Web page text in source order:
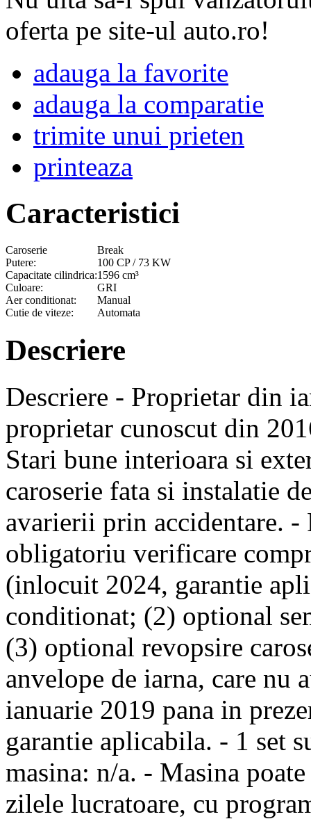
oferta pe site-ul auto.ro!
adauga la favorite
adauga la comparatie
trimite unui prieten
printeaza
Caracteristici
Caroserie
Break
Putere:
100 CP / 73 KW
Capacitate cilindrica:1596 cm³
Culoare:
GRI
Aer conditionat:
Manual
Cutie de viteze:
Automata
Descriere
Descriere - Proprietar din
proprietar cunoscut din
Stari bune interioara si
caroserie fata si instalatie
avarierii prin accidentare.
obligatoriu verificare
(inlocuit 2024, garantie
conditionat; (2) optional
(3) optional revopsire
anvelope de iarna, care nu
ianuarie 2019 pana in
garantie aplicabila. - 1 set
masina: n/a. - Masina
zilele lucratoare, cu